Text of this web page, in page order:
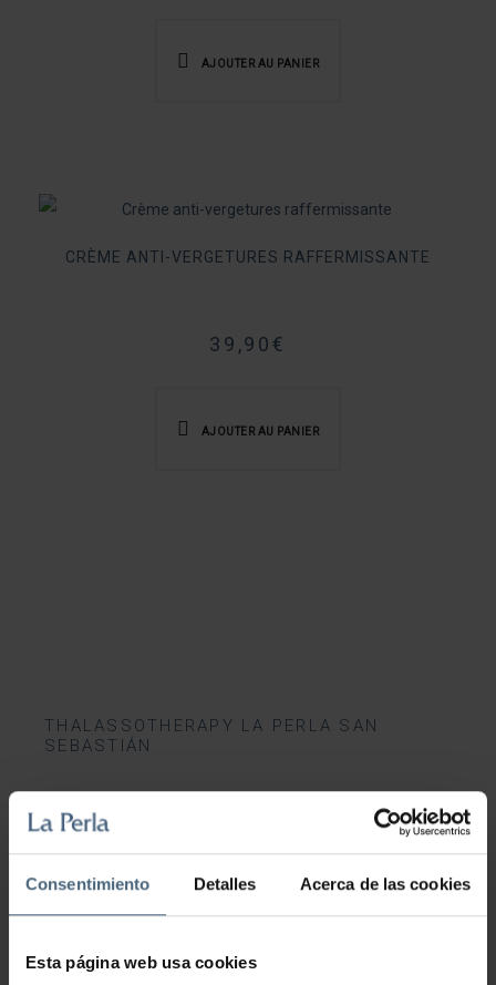
Consentimiento Detalles Acerca de las cookies
Esta página web usa cookies
AJOUTER AU PANIER
CRÈME ANTI-VERGETURES RAFFERMISSANTE
39,90€
AJOUTER AU PANIER
THALASSOTHERAPY LA PERLA SAN
SEBASTIÁN
Technologie anti-âge de pointe
THALASSOTHÉRAPIE